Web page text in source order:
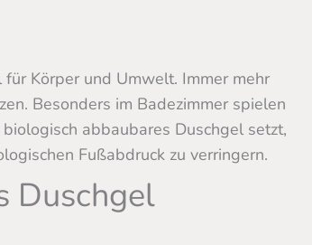
Körper und Umwelt. Immer mehr
Besonders im Badezimmer spielen
abbaubares Duschgel setzt,
Fußabdruck zu verringern.
Duschgel